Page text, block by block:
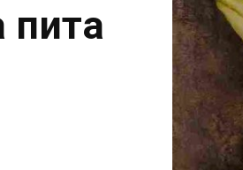
пита